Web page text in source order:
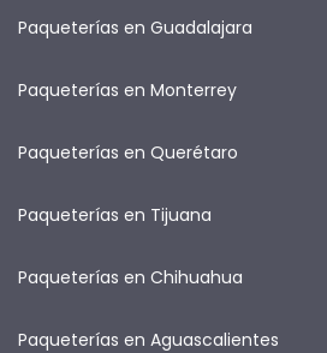
Paqueterías en Guadalajara
Paqueterías en Monterrey
Paqueterías en Querétaro
Paqueterías en Tijuana
Paqueterías en Chihuahua
Paqueterías en Aguascalientes